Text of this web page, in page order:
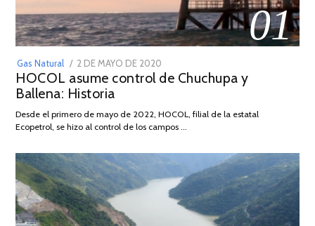
01
Gas Natural
POSTED
ON
2 DE MAYO DE 2020
DE
2026
HOCOL asume control de Chuchupa y
Ballena: Historia
Desde el primero de mayo de 2022, HOCOL, filial de la estatal
Ecopetrol, se hizo al control de los campos …